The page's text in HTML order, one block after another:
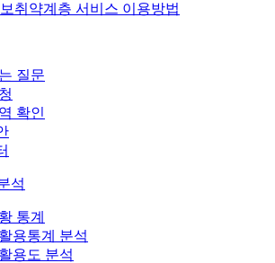
취약계층 서비스 이용방법
질문
확인
석
통계
용통계 분석
용도 분석